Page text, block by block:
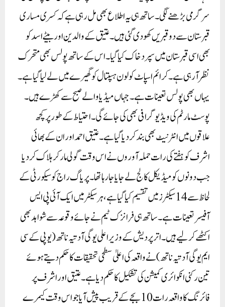
سرگرمی بڑھنے لگی۔ ساتھ ہی یہ اطلاع بھی مل رہی ہے کہ کسری مساری
قبرستان سے دو قبریں کھودی گئی ہیں۔ عتیق کے والدین اور بیٹے اسد کو
بھی اسی قبرستان میں سپرد خاک کیا گیا۔ اس کے ساتھ پولس بھی متحرک
نظر آرہی ہے۔ کرائم اسپاٹ کولون ہسپتال کو گھیرے میں لے لیا گیا ہے۔
یہاں بھی پولس تعینات ہے۔ جہاں میڈیا والے صبح سے کھڑے ہیں۔
پوسٹ مارٹم کی ویڈیو گرافی بھی کی جائے گی۔ احتیاط کے طور پر کچھ
علاقوں میں انٹرنیٹ بھی بند کر دیا گیا ہے۔ عتیق احمد اور ان کے بھائی
اشرف کو ہفتے کی رات حملہ آوروں نے اس وقت گولی مار کر ہلاک کر دیا
جب دونوں کو میڈیکل کالج لے جایا جا رہا تھا۔پریاگ راج کو سیکورٹی کے
لحاظ سے 14 سیکٹرز میں تقسیم کیا گیا ہے، ہر سیکٹر میں ایک آئی پی ایس
آفیسر تعینات ہے۔ ساتھ ہی فرانزک ٹیم نے جائے وقوعہ سے شواہد بھی
اکٹھے کر لیے ہیں۔ اترپردیش کے وزیر اعلی یوگی آدتیہ ناتھ (یو پی کے سی
ایم یوگی آدتیہ ناتھ) نے واقعہ کی اعلیٰ سطحی تحقیقات کا حکم دیتے ہوئے
تین رکنی انکوائری کمیشن کی تشکیل کا حکم دیا ہے۔ عتیق اور اشرف پر
فائرنگ کا واقعہ رات 10 بجے کے قریب پیش آیا جو اس وقت کیمرے